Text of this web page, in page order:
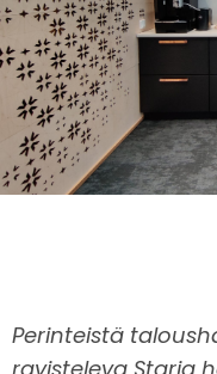
Perinteistä